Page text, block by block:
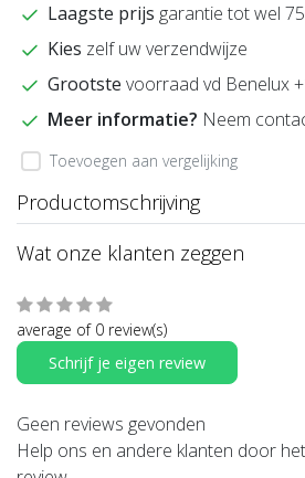
Laagste prijs garantie tot wel
Kies zelf uw verzendwijze
Grootste voorraad vd Benelux
Meer informatie? Neem
Toevoegen aan vergelijking
Productomschrijving
Wat onze klanten zeggen
average of 0 review(s)
Schrijf je eigen review
Geen reviews gevonden
Help ons en andere klanten door